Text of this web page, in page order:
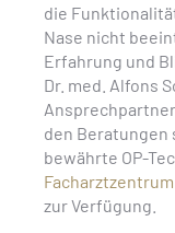
die
Nase nicht
Erfahrung und
Dr. med. Alfons
den Beratungen
bewährte OP-
zur Verfügung.